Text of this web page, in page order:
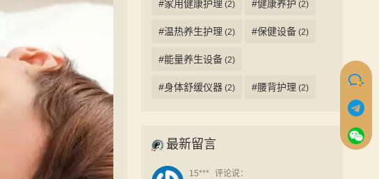
#家用健康护理 (2) #健康养护 (2)
#温热养生护理 (2) #保健设备 (2)
#能量养生设备 (2)
#身体舒缓仪器 (2) #腰背护理 (2)
最新留言
15*** 评论说：